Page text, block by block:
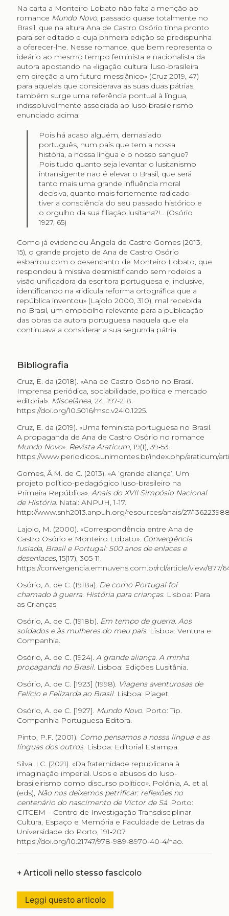
Na carta a Monteiro Lobato não falta a menção ao
romance Mundo Novo, passado quase totalmente no
Brasil, que na altura Ana de Castro Osório tinha pronto
para ser editado e cuja primeira edição se predispunha
a oferecer-lhe. Nesse romance, que bem representa o
ideário ao mesmo tempo feminista e nacionalista da
autora apostando na «ligação cultural luso-brasileira
em direção a um futuro messiânico» (Cruz 2019, 47)
para aquelas que considerava as suas duas pátrias,
também surge uma referência pontual à língua,
indissoluvelmente associada ao luso-brasileirismo
enunciado acima:
Pois há acaso alguém, demasiado
português, num país que tem a nossa
história, a nossa língua e o nosso sangue?
Pois tudo quanto seja levantar o lusitanismo
intransigente não é elevar o Brasil, que será
tanto mais uma grande influência moral
decisiva, quanto mais fortemente radicado
tiver a consciência do seu passado histórico e
o orgulho da sua filiação lusitana?!… (Osório
1927, 65)
Como já evidenciou Ângela de Castro Gomes (2013,
15), o grande projeto de Ana de Castro Osório
esbarrou com o desencanto de Monteiro Lobato, que
respondeu à missiva desmistificando sem rodeios a
visão unificadora da escritora portuguesa e, inclusive,
identificando na «ridícula reforma ortográfica que a
república inventou» (Lajolo 2000, 310), mal recebida
no Brasil, um empecilho relevante para a publicação
das obras da autora portuguesa naquela que ela
continuava a considerar a sua segunda pátria.
Bibliografia
Cruz, E. da (2018). «Ana de Castro Osório no Brasil.
Imprensa periódica, sociabilidade, política e mercado
editorial». Miscelânea, 24, 197-218.
https://doi.org/10.5016/msc.v24i0.1225.
Cruz, E. da (2019). «Uma feminista portuguesa no Brasil.
A propaganda de Ana de Castro Osório no romance
Mundo Novo». Revista Araticum, 19(1), 39‑53.
https://www.periodicos.unimontes.br/index.php/araticum/
Gomes, Â.M. de C. (2013). «A ‘grande aliança’. Um
projeto político-pedagógico luso-brasileiro na
Primeira República». Anais do XVII Simpósio Nacional
de História. Natal: ANPUH, 1-17.
http://www.snh2013.anpuh.org/resources/anais/27/
Lajolo, M. (2000). «Correspondência entre Ana de
Castro Osório e Monteiro Lobato». Convergência
lusíada, Brasil e Portugal: 500 anos de enlaces e
desenlaces, 15(17), 305-11.
https://convergencia.emnuvens.com.br/rcl/article/view/877/
Osório, A. de C. (1918a). De como Portugal foi
chamado à guerra. História para crianças. Lisboa: Para
as Crianças.
Osório, A. de C. (1918b). Em tempo de guerra. Aos
soldados e às mulheres do meu país. Lisboa: Ventura e
Companhia.
Osório, A. de C. (1924). A grande aliança. A minha
propaganda no Brasil. Lisboa: Edições Lusitânia.
Osório, A. de C. [1923] (1998). Viagens aventurosas de
Felício e Felizarda ao Brasil. Lisboa: Piaget.
Osório, A. de C. [1927]. Mundo Novo. Porto: Tip.
Companhia Portuguesa Editora.
Pinto, P.F. (2001). Como pensamos a nossa língua e as
línguas dos outros. Lisboa: Editorial Estampa.
Silva, I.C. (2021). «Da fraternidade republicana à
imaginação imperial. Usos e abusos do luso-
brasileirismo como discurso político». Polónia, A. et al.
(eds), Não nos deixemos petrificar: reflexões no
centenário do nascimento de Victor de Sá. Porto:
CITCEM – Centro de Investigação Transdisciplinar
Cultura, Espaço e Memória e Faculdade de Letras da
Universidade do Porto, 191‑207.
https://doi.org/10.21747/978-989-8970-40-4/nao.
+Articoli nello stesso fascicolo
Leggi questo articolo